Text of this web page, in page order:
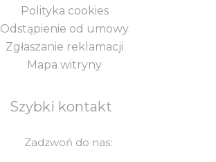
Polityka cookies
Odstąpienie od umowy
Zgłaszanie reklamacji
Mapa witryny
Szybki kontakt
Zadzwoń do nas: